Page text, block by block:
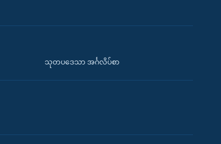
သုတပဒေသာ အင်္ဂလိပ်စာ